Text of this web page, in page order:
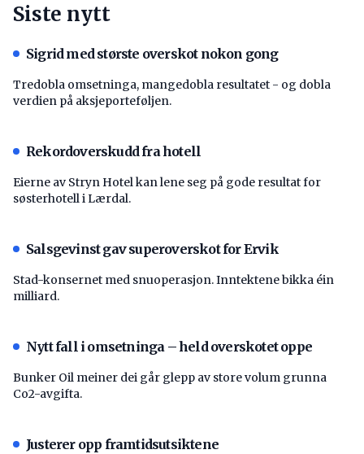
Siste nytt
Sigrid med største overskot nokon gong
Tredobla omsetninga, mangedobla resultatet - og dobla
verdien på aksjeporteføljen.
Rekordoverskudd fra hotell
Eierne av Stryn Hotel kan lene seg på gode resultat for
søsterhotell i Lærdal.
Salsgevinst gav superoverskot for Ervik
Stad-konsernet med snuoperasjon. Inntektene bikka éin
milliard.
Nytt fall i omsetninga – held overskotet oppe
Bunker Oil meiner dei går glepp av store volum grunna
Co2-avgifta.
Justerer opp framtidsutsiktene